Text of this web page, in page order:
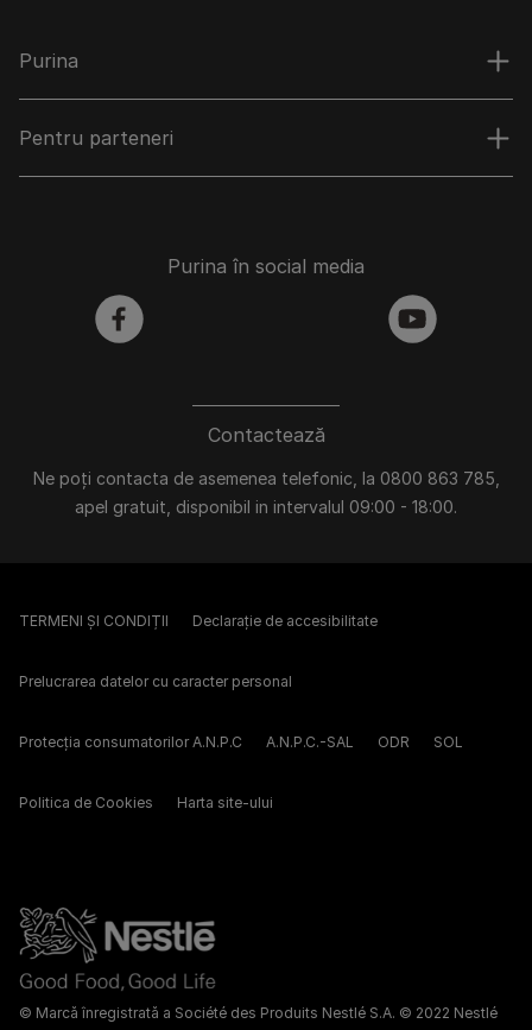
Purina
Pentru parteneri
Contactează
Ne poți contacta de asemenea telefonic, la 0800 863 785,
apel gratuit, disponibil in intervalul 09:00 - 18:00.
Purina în social media
facebook youtube
© Marcă înregistrată a Société des Produits Nestlé S.A. © 2022 Nestlé
TERMENI ȘI CONDIȚII Declarație de accesibilitate
Prelucrarea datelor cu caracter personal
Protecția consumatorilor A.N.P.C A.N.P.C.-SAL ODR SOL
Politica de Cookies Harta site-ului